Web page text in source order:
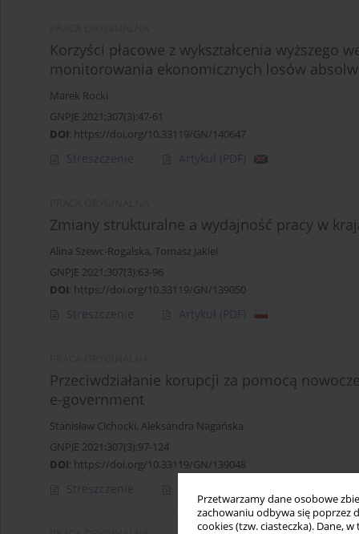
Przetwarzamy dane osobowe
zachowaniu odbywa się poprzez
cookies (tzw. ciasteczka). Dane,
Korzyści płacowe z wykształcenia wyższego
monitorowania ekonomicznych losów
Marek Rocki
GNPJE 2021;307(3):47-61
DOI: https://doi.org/10.33119/GN/140647
Streszczenie Artykuł (PDF)
Zmiany strukturalne a wydajność pracy w
Alina Szewc-Rogalska, Tomasz Jakiel
GNPJE 2021;307(3):63-96
DOI: https://doi.org/10.33119/GN/139050
Streszczenie Artykuł (PDF)
Przeciwdziałanie korupcji za pomocą
e-government
Stanisław Cichocki, Aleksandra Nagańska
GNPJE 2021;307(3):97-124
DOI: https://doi.org/10.33119/GN/139048
Streszczenie